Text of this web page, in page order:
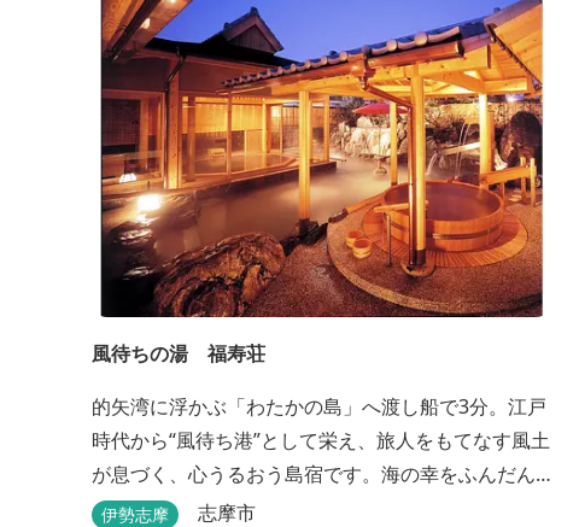
風待ちの湯 福寿荘
的矢湾に浮かぶ「わたかの島」へ渡し船で3分。江戸
時代から“風待ち港”として栄え、旅人をもてなす風土
が息づく、心うるおう島宿です。海の幸をふんだん
に使ったボリューム満点の会席料理が自慢。肌にや
伊勢志摩 志摩市